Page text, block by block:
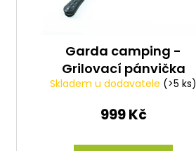
Garda camping -
Grilovací pánvička
Master Grill Pan
Skladem u dodavatele (>5 ks)
999 Kč